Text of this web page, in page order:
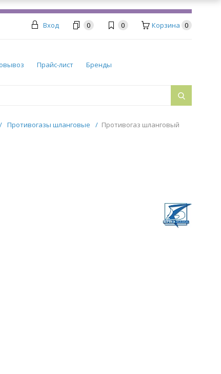
Вход 0 0 Корзина 0
Прайс-лист Бренды
/ Противогазы шланговые / Противогаз шланговый